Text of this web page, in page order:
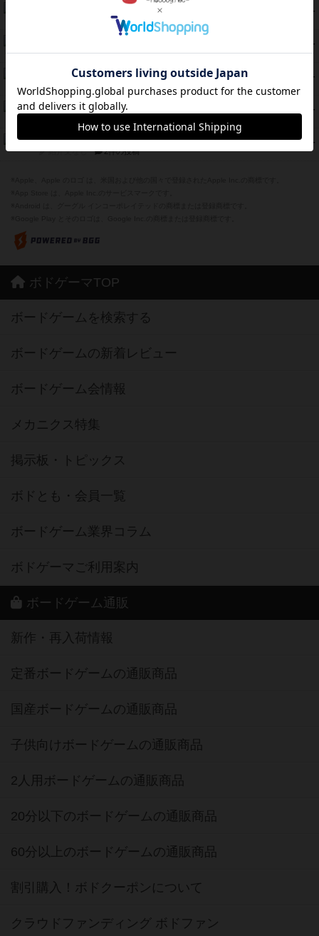
PT
1件の投稿
PT
紹介文あり 2件の投稿
PT
紹介文あり 1件の投稿
39 PT
スーパーストア3000
37 PT
フリップ７：復讐心とともに
紹介文なし 2件の投稿
ボドゲーマTOP
ボードゲームを検索する
ボードゲームの新着レビュー
ボードゲーム会情報
メカニクス特集
掲示板・トピックス
ボドとも・会員一覧
ボードゲーム業界コラム
ボドゲーマご利用案内
ボードゲーム通販
新作・再入荷情報
定番ボードゲームの通販商品
国産ボードゲームの通販商品
子供向けボードゲームの通販商品
2人用ボードゲームの通販商品
20分以下のボードゲームの通販商品
60分以上のボードゲームの通販商品
割引購入！ボドクーポンについて
クラウドファンディング ボドファン